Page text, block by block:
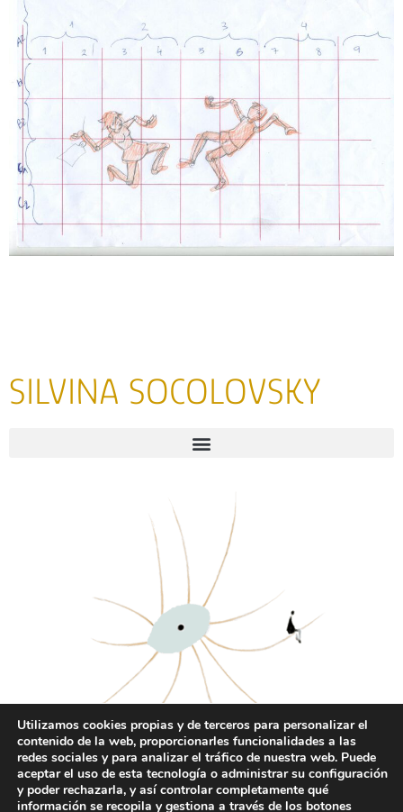
SILVINA SOCOLOVSKY
contacto info@silvinasocolovsky.com
Utilizamos cookies propias y de terceros para personalizar el
contenido de la web, proporcionarles funcionalidades a las
redes sociales y para analizar el tráfico de nuestra web. Puede
aceptar el uso de esta tecnología o administrar su configuración
y poder rechazarla, y así controlar completamente qué
información se recopila y gestiona a través de los botones